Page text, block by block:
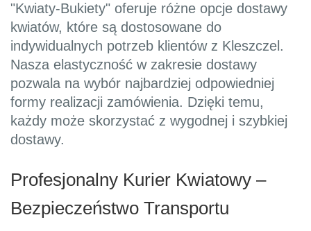
"Kwiaty-Bukiety" oferuje różne opcje dostawy
kwiatów, które są dostosowane do
indywidualnych potrzeb klientów z Kleszczel.
Nasza elastyczność w zakresie dostawy
pozwala na wybór najbardziej odpowiedniej
formy realizacji zamówienia. Dzięki temu,
każdy może skorzystać z wygodnej i szybkiej
dostawy.
Profesjonalny Kurier Kwiatowy –
Bezpieczeństwo Transportu